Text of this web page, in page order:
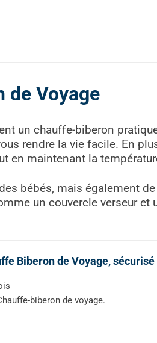
de Voyage
un chauffe-biberon
rendre la vie facile. En
en maintenant la
bébés, mais également
un couvercle verseur
Biberon de Voyage,
biberon de voyage.